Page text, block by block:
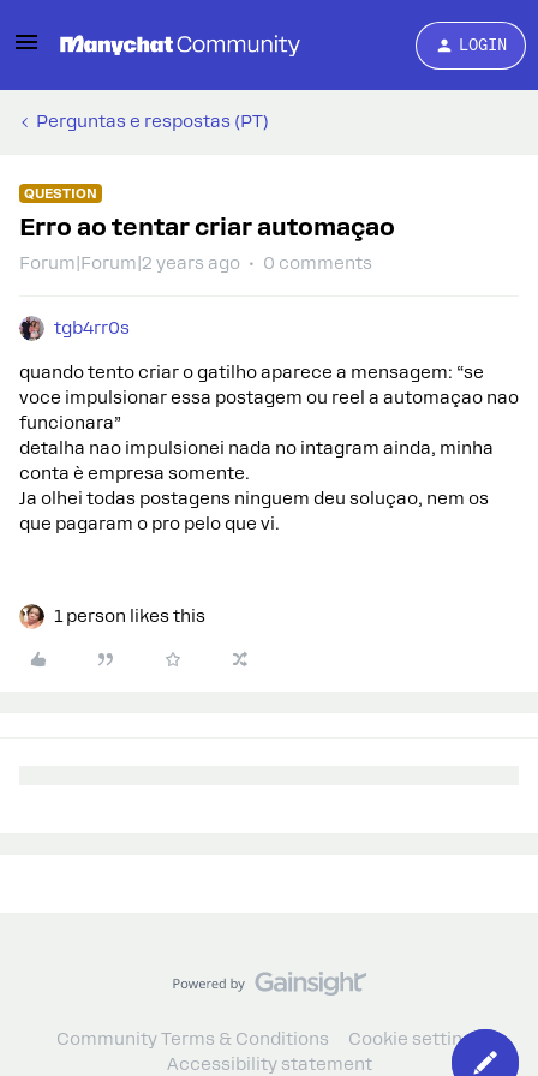
LOGIN
Perguntas e respostas (PT)
QUESTION
Erro ao tentar criar automaçao
Forum|Forum|2 years ago 0 comments
tgb4rr0s
quando tento criar o gatilho aparece a mensagem: “se
voce impulsionar essa postagem ou reel a automaçao nao
funcionara”
detalha nao impulsionei nada no intagram ainda, minha
conta è empresa somente.
Ja olhei todas postagens ninguem deu soluçao, nem os
que pagaram o pro pelo que vi.
1 person likes this
Community Terms & Conditions
Cookie settings
Accessibility statement